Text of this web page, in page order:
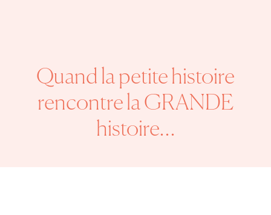
Quand la petite histoire
rencontre la GRANDE
histoire…